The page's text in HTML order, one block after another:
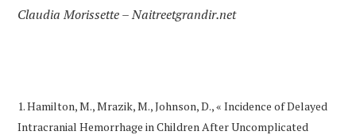
Claudia Morissette – Naitreetgrandir.net
1. Hamilton, M., Mrazik, M., Johnson, D., « Incidence of Delayed
Intracranial Hemorrhage in Children After Uncomplicated